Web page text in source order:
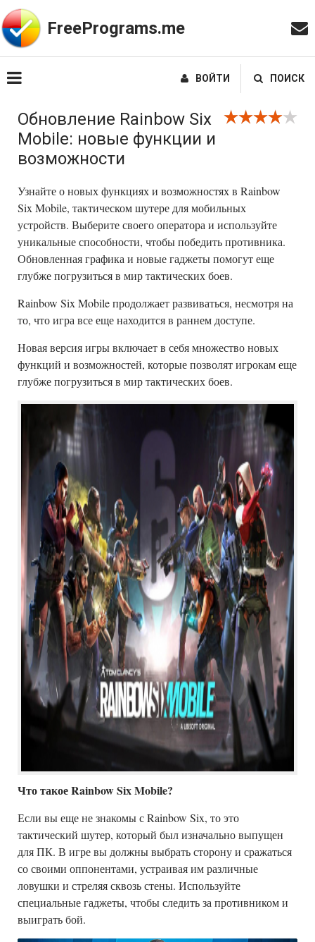
FreePrograms.me
ВОЙТИ ПОИСК
Обновление Rainbow Six
Mobile: новые функции и
возможности
Узнайте о новых функциях и возможностях в Rainbow
Six Mobile, тактическом шутере для мобильных
устройств. Выберите своего оператора и используйте
уникальные способности, чтобы победить противника.
Обновленная графика и новые гаджеты помогут еще
глубже погрузиться в мир тактических боев.
Rainbow Six Mobile продолжает развиваться, несмотря на
то, что игра все еще находится в раннем доступе.
Новая версия игры включает в себя множество новых
функций и возможностей, которые позволят игрокам еще
глубже погрузиться в мир тактических боев.
Что такое Rainbow Six Mobile?
Если вы еще не знакомы с Rainbow Six, то это
тактический шутер, который был изначально выпущен
для ПК. В игре вы должны выбрать сторону и сражаться
со своими оппонентами, устраивая им различные
ловушки и стреляя сквозь стены. Используйте
специальные гаджеты, чтобы следить за противником и
выиграть бой.